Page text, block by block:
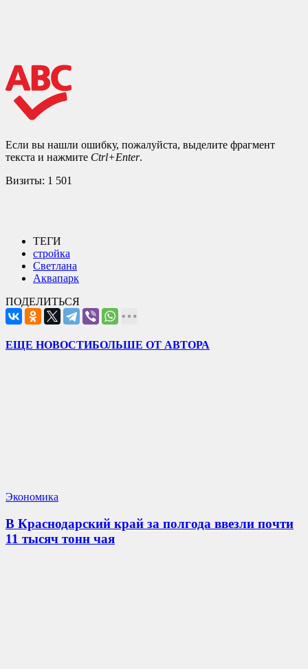
Если вы нашли ошибку, пожалуйста, выделите фрагмент
текста и нажмите Ctrl+Enter.
Визиты: 1 501
ТЕГИ
стройка
Светлана
Аквапарк
ПОДЕЛИТЬСЯ
ЕЩЕ НОВОСТИБОЛЬШЕ ОТ АВТОРА
Экономика
В Краснодарский край за полгода ввезли почти
11 тысяч тонн чая